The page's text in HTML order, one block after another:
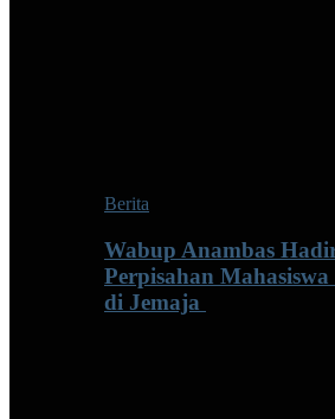
Berita
Wabup Anambas
Perpisahan
di Jemaja ‎